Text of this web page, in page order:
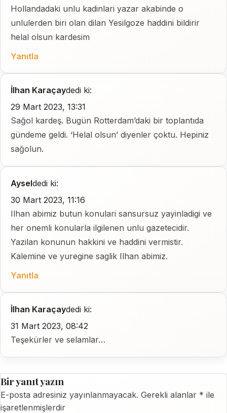
Hollandadaki unlu kadinlari yazar akabinde o
unlulerden biri olan dilan Yesilgoze haddini bildirir
helal olsun kardesim
Yanıtla
İlhan Karaçaydedi ki:
29 Mart 2023, 13:31
Sağol kardeş. Bugün Rotterdam’daki bir toplantıda
gündeme geldi. ‘Helal olsun’ diyenler çoktu. Hepiniz
sağolun.
Ayseldedi ki:
30 Mart 2023, 11:16
Ilhan abimiz butun konulari sansursuz yayinladigi ve
her onemli konularla ilgilenen unlu gazetecidir.
Yazilan konunun hakkini ve haddini vermistir.
Kalemine ve yuregine saglik Ilhan abimiz.
Yanıtla
İlhan Karaçaydedi ki:
31 Mart 2023, 08:42
Teşekürler ve selamlar…
Bir yanıt yazın
E-posta adresiniz yayınlanmayacak. Gerekli alanlar * ile
işaretlenmişlerdir